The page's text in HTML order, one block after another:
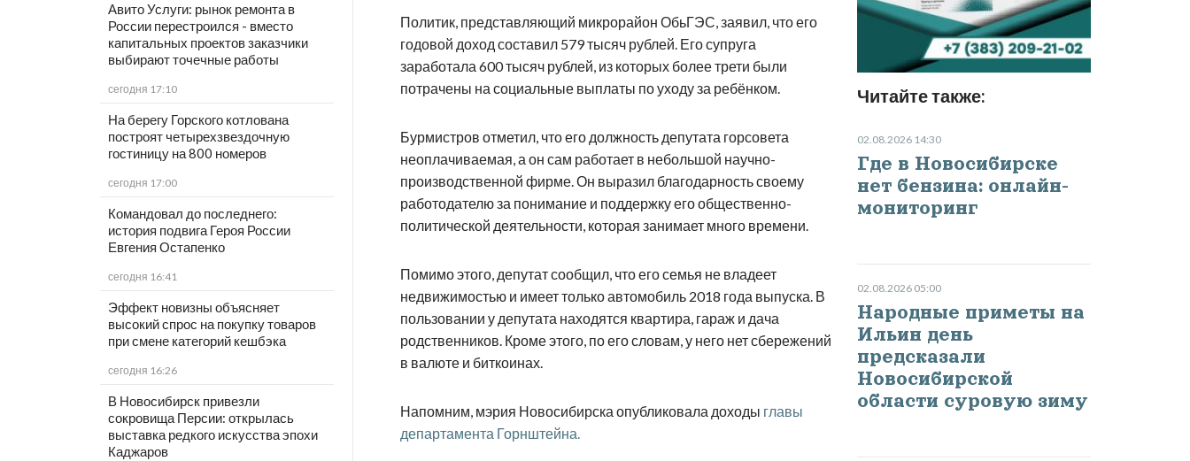
Авито Услуги: рынок ремонта в
России перестроился - вместо
капитальных проектов заказчики
выбирают точечные работы
сегодня 17:10
На берегу Горского котлована
построят четырехзвездочную
гостиницу на 800 номеров
сегодня 17:00
Командовал до последнего:
история подвига Героя России
Евгения Остапенко
сегодня 16:41
Эффект новизны объясняет
высокий спрос на покупку товаров
при смене категорий кешбэка
сегодня 16:26
В Новосибирск привезли
сокровища Персии: открылась
выставка редкого искусства эпохи
Каджаров
Политик, представляющий микрорайон ОбьГЭС, заявил, что его
годовой доход составил 579 тысяч рублей. Его супруга
заработала 600 тысяч рублей, из которых более трети были
потрачены на социальные выплаты по уходу за ребёнком.
Бурмистров отметил, что его должность депутата горсовета
неоплачиваемая, а он сам работает в небольшой научно-
производственной фирме. Он выразил благодарность своему
работодателю за понимание и поддержку его общественно-
политической деятельности, которая занимает много времени.
Помимо этого, депутат сообщил, что его семья не владеет
недвижимостью и имеет только автомобиль 2018 года выпуска. В
пользовании у депутата находятся квартира, гараж и дача
родственников. Кроме этого, по его словам, у него нет сбережений
в валюте и биткоинах.
Напомним, мэрия Новосибирска опубликовала доходы главы
департамента Горнштейна.
Читайте также:
02.08.2026 14:30
Где в Новосибирске
нет бензина: онлайн-
мониторинг
02.08.2026 05:00
Народные приметы на
Ильин день
предсказали
Новосибирской
области суровую зиму